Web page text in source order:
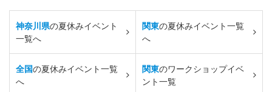
神奈川県の夏休みイベント
一覧へ
関東の夏休みイベント一覧
へ
全国の夏休みイベント一覧
へ
関東のワークショップイベ
ント一覧